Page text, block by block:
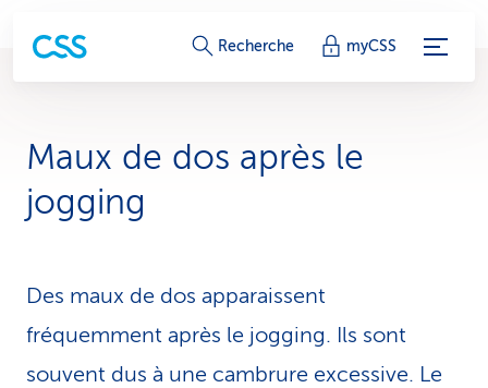
L
e
s
Recherche myCSS
Maux de dos après le
jogging
Des maux de dos apparaissent
fréquemment après le jogging. Ils sont
souvent dus à une cambrure excessive. Le